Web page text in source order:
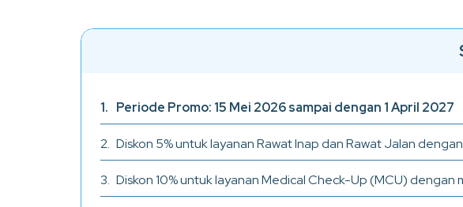
Periode Promo: 15 Mei 2026 sampai dengan 1 April 2027
Diskon 5% untuk layanan Rawat Inap dan Rawat Jalan
Diskon 10% untuk layanan Medical Check-Up (MCU)